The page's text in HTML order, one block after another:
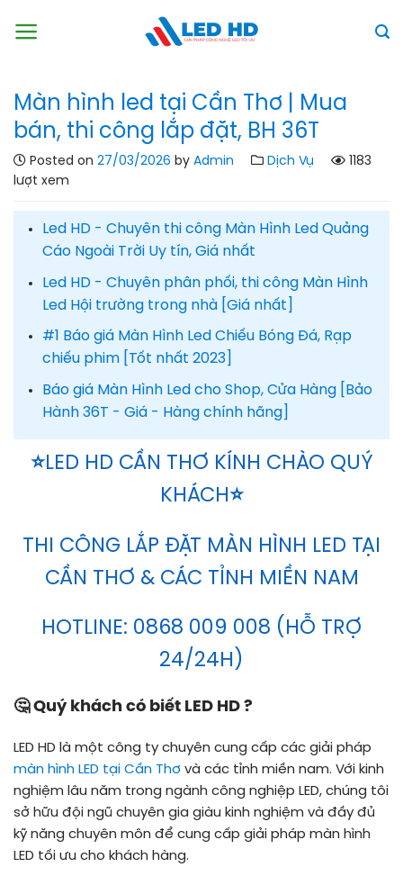
Màn hình led tại Cần Thơ | Mua
bán, thi công lắp đặt, BH 36T
Posted on 27/03/2026 by Admin Dịch Vụ
1183
lượt xem
Led HD - Chuyên thi công Màn Hình Led Quảng
Cáo Ngoài Trời Uy tín, Giá nhất
Led HD - Chuyên phân phối, thi công Màn Hình
Led Hội trường trong nhà [Giá nhất]
#1 Báo giá Màn Hình Led Chiếu Bóng Đá, Rạp
chiếu phim [Tốt nhất 2023]
Báo giá Màn Hình Led cho Shop, Cửa Hàng [Bảo
Hành 36T - Giá - Hàng chính hãng]
⭐LED HD CẦN THƠ KÍNH CHÀO QUÝ
KHÁCH⭐
THI CÔNG LẮP ĐẶT MÀN HÌNH LED TẠI
CẦN THƠ & CÁC TỈNH MIỀN NAM
HOTLINE: 0868 009 008 (HỖ TRỢ
24/24H)
🤔Quý khách có biết LED HD ?
LED HD là một công ty chuyên cung cấp các giải pháp
màn hình LED tại Cần Thơ và các tỉnh miền nam. Với kinh
nghiệm lâu năm trong ngành công nghiệp LED, chúng tôi
sở hữu đội ngũ chuyên gia giàu kinh nghiệm và đầy đủ
kỹ năng chuyên môn để cung cấp giải pháp màn hình
LED tối ưu cho khách hàng.